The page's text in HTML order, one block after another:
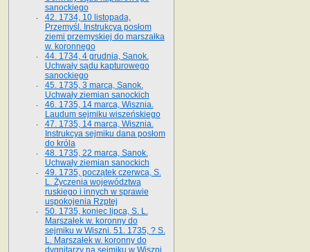
sanockiego
42. 1734, 10 listopada,
Przemyśl. Instrukcya posłom
ziemi przemyskiej do marszałka
w. koronnego
44. 1734, 4 grudnia, Sanok.
Uchwały sądu kapturowego
sanockiego
45. 1735, 3 marca, Sanok.
Uchwały ziemian sanockich
46. 1735, 14 marca, Wisznia.
Laudum sejmiku wiszeńskiego
47. 1735, 14 marca, Wisznia.
Instrukcya sejmiku dana posłom
do króla
48. 1735, 22 marca, Sanok.
Uchwały ziemian sanockich
49. 1735, początek czerwca, S.
L. Życzenia województwa
ruskiego i innych w sprawie
uspokojenia Rzptej
50. 1735, koniec lipca, S. L.
Marszałek w. koronny do
sejmiku w Wiszni. 51. 1735, ? S.
L. Marszałek w. koronny do
dygnitarzy na sejmiku w Wiszni